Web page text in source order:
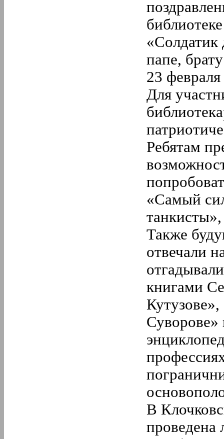
«Солдатик
папе,
23
Для
Ребятам
«Самый
Также
отвечали
книгами
Суворове»
В
проведена